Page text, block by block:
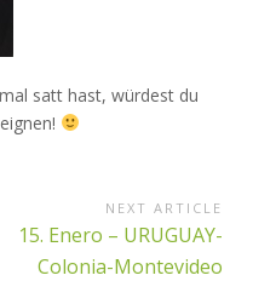
satt hast, würdest du
NEXT ARTICLE
Next
Article:
15. Enero – URUGUAY-
Colonia-Montevideo